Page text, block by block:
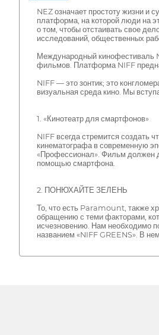
NEZ означает простоту жизни и
платформа, на которой люди на
о том, чтобы отстаивать свое
исследований, общественных
Международный кинофестиваль
фильмов. Платформа NIFF
NIFF — это зонтик; это
визуальная среда кино. Мы
1. «Кинотеатр для смартфонов»
NIFF всегда стремится создать
кинематографа в современную
«Профессионал». Фильм должен
помощью смартфона.
2. ПОНЮХАЙТЕ ЗЕЛЕНЬ
То, что есть Paramount, также
обращению с теми факторами,
исчезновению. Нам необходимо
названием «NIFF GREENS». В